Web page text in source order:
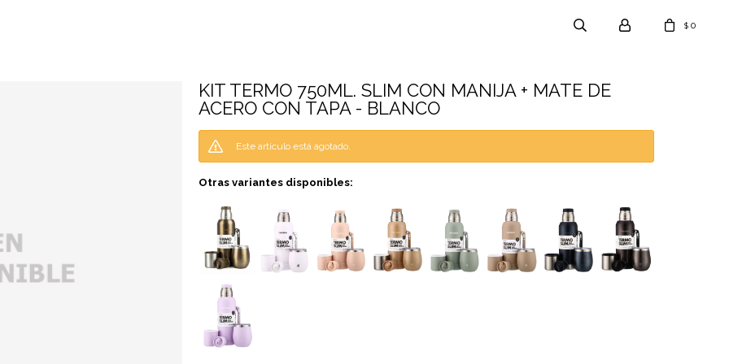
$ 0
KIT TERMO 750ML. SLIM CON MANIJA + MATE DE
ACERO CON TAPA - BLANCO
Este artículo está agotado.
Otras variantes disponibles: